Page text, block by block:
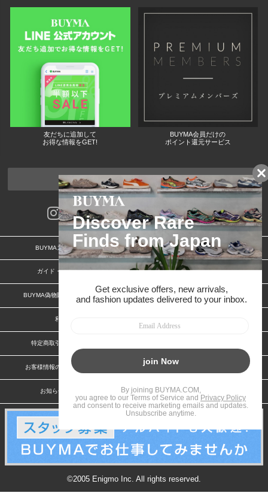
友だちに追加して
お得な情報をGET!
BUYMA会員だけの
ポイント還元サービス
ページトップへ
BUYMAスタートガイド 安心への取り組み
ガイド・お問い合わせ かんたん購入ガイド
BUYMA偽物販売防止の取り組み BUYMA CARD
利用規約
特定商取引法に関する表記
お客様情報の外部送信について
お知らせ(PCサイト) 会社案内
©2005 Enigmo Inc. All rights reserved.